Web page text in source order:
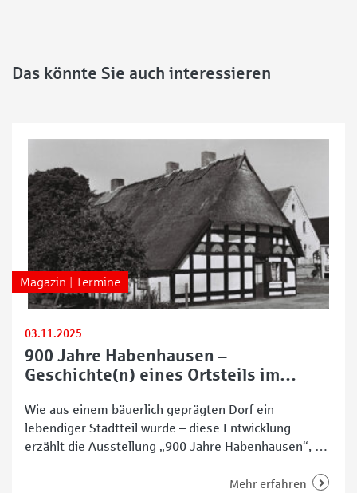
Das könnte Sie auch interessieren
Magazin | Termine
03.11.2025
900 Jahre Habenhausen –
Geschichte(n) eines Ortsteils im
Wie aus einem bäuerlich geprägten Dorf ein
lebendiger Stadtteil wurde – diese Entwicklung
erzählt die Ausstellung „900 Jahre Habenhausen“, die
Bürgerhaus Obervieland zu sehen ist. DieMehr erfahren